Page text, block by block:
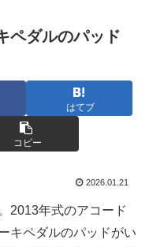
ペダルのパッド
はてブ
コピー
2026.01.21
2013年式のアコード
キペダルのパッドがい